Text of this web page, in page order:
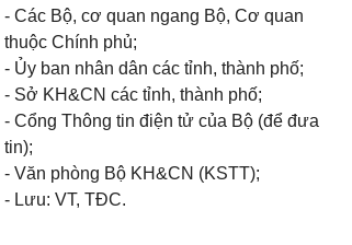
- Các Bộ, cơ quan ngang Bộ, Cơ quan
thuộc Chính phủ;
- Ủy ban nhân dân các tỉnh, thành phố;
- Sở KH&CN các tỉnh, thành phố;
- Cổng Thông tin điện tử của Bộ (để đưa
tin);
- Văn phòng Bộ KH&CN (KSTT);
- Lưu: VT, TĐC.